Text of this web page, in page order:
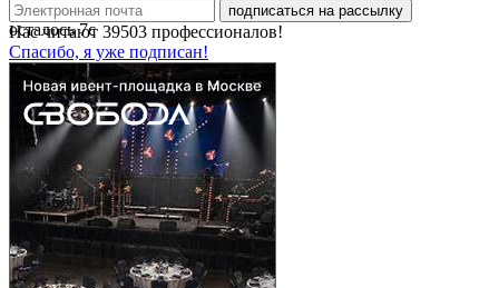
подписаться на рассылку
Нас читают 39503 профессионалов!
Спасибо, я уже подписан!
осталось7с